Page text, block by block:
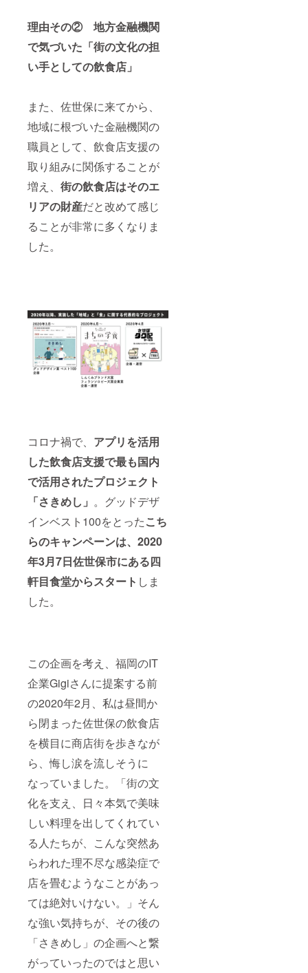
理由その② 地方金融機関
で気づいた「街の文化の担
い手としての飲食店」
また、佐世保に来てから、
地域に根づいた金融機関の
職員として、飲食店支援の
取り組みに関係することが
増え、 街の飲食店はそのエ
リアの財産だと改めて感じ
ることが非常に多くなりま
した。
コロナ禍で、 アプリを活用
した飲食店支援で最も国内
で活用されたプロジェクト
「さきめし」 。グッドデザ
インベスト100をとったこち
らのキャンペーンは、2020
年3月7日佐世保市にある四
軒目食堂からスタート しま
した。
この企画を考え、福岡のIT
企業Gigiさんに提案する前
の2020年2月、私は昼間か
ら閉まった佐世保の飲食店
を横目に商店街を歩きなが
ら、悔し涙を流しそうに
なっていました。「街の文
化を支え、日々本気で美味
しい料理を出してくれてい
る人たちが、こんな突然あ
らわれた理不尽な感染症で
店を畳むようなことがあっ
ては絶対いけない。」そん
な強い気持ちが、その後の
「さきめし」の企画へと繋
がっていったのではと思い